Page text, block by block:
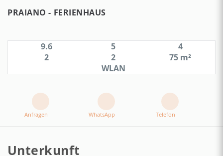
PRAIANO - FERIENHAUS
9.6 5
4
2
2
75 m²
WLAN
Anfragen WhatsApp Telefon
Unterkunft